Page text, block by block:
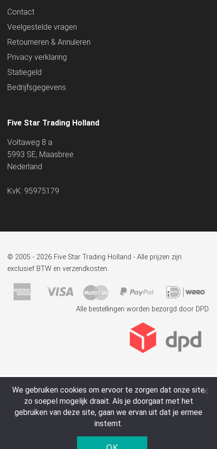
Contact
Veelgestelde vragen
Retourneren & Annuleren
Privacy verklaring
Statiegeld
Bedrijfsgegevens
Five Star Trading Holland
Voltaweg 8 a
5993 SE, Maasbree
Nederland
KvK: 95975179
© 2005 - 2026 Five Star Trading Holland - Alle prijzen zijn
exclusief BTW en verzendkosten.
Alle bestellingen worden bezorgd door DPD.
We gebruiken cookies om ervoor te zorgen dat onze site
zo soepel mogelijk draait. Als je doorgaat met het
gebruiken van deze site, gaan we ervan uit dat je ermee
instemt.